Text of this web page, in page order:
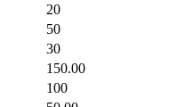
20
50
30
150.00
100